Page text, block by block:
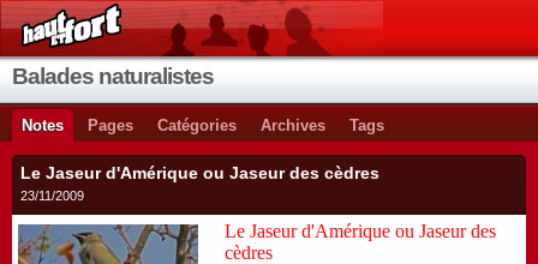
Balades naturalistes
Notes Pages Catégories Archives Tags
Le Jaseur d'Amérique ou Jaseur des cèdres
23/11/2009
Le Jaseur d'Amérique ou Jaseur des
cèdres